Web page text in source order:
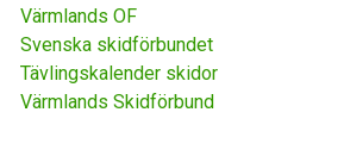
Värmlands OF
Svenska skidförbundet
Tävlingskalender skidor
Värmlands Skidförbund